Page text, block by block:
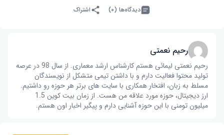
دیدگاه‌ها (۰) اشتراک
رحیم نعمتی
رحیم نعمتی لیمائی هستم کارشناس ارشد معماری. از سال 98 در عرصه
تولید محتوا فعالیت دارم و با داشتن تیمی متشکل از نویسندگان
مسلط به زبان، افتخار همکاری با سایت های برتر هر حوزه رو داشتیم.
ارز دیجیتال، حوزه مورد علاقه من هست. از زمان بیت کوین 1.5
میلیون تومنی با این حوزه آشنایی دارم و پیگیر اخبار اون هستم.